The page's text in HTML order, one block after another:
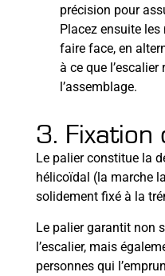
précision pour
Placez ensuite
faire face, en
à ce que
l’assemblage.
3. Fixation
Le palier constitue la
hélicoïdal (la marche
solidement fixé à la
Le palier garantit non
l’escalier, mais
personnes qui